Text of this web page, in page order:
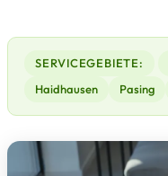
SERVICEGEBIETE:
Haidhausen
Pasing